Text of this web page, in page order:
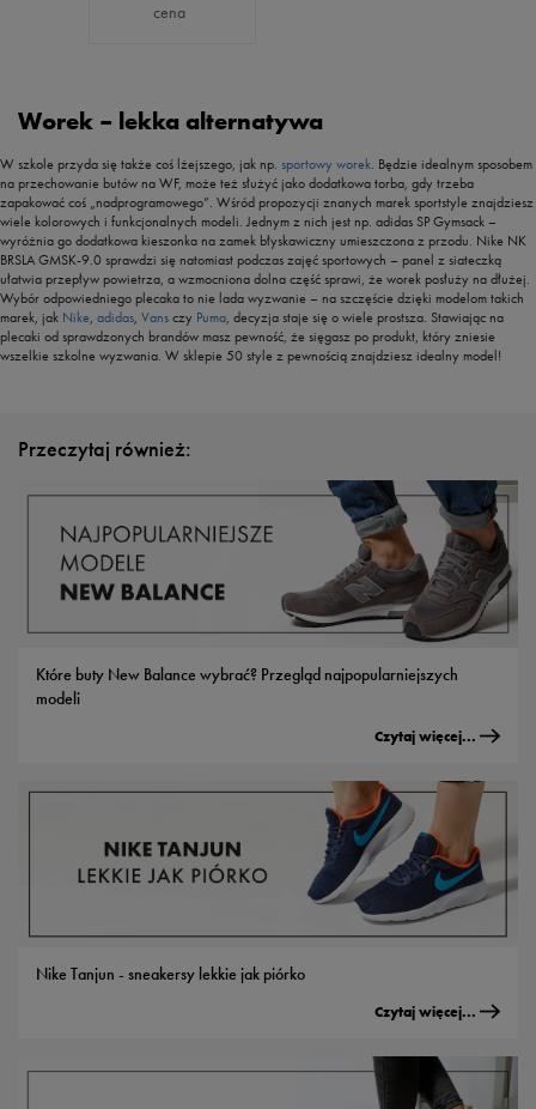
cena
Worek – lekka alternatywa
W szkole przyda się także coś lżejszego, jak np. sportowy worek. Będzie idealnym sposobem
na przechowanie butów na WF, może też służyć jako dodatkowa torba, gdy trzeba
zapakować coś „nadprogramowego”. Wśród propozycji znanych marek sportstyle znajdziesz
wiele kolorowych i funkcjonalnych modeli. Jednym z nich jest np. adidas SP Gymsack –
wyróżnia go dodatkowa kieszonka na zamek błyskawiczny umieszczona z przodu. Nike NK
BRSLA GMSK-9.0 sprawdzi się natomiast podczas zajęć sportowych – panel z siateczką
ułatwia przepływ powietrza, a wzmocniona dolna część sprawi, że worek posłuży na dłużej.
Wybór odpowiedniego plecaka to nie lada wyzwanie – na szczęście dzięki modelom takich
marek, jak Nike, adidas, Vansczy Puma, decyzja staje się o wiele prostsza. Stawiając na
plecaki od sprawdzonych brandów masz pewność, że sięgasz po produkt, który zniesie
wszelkie szkolne wyzwania. W sklepie 50 style z pewnością znajdziesz idealny model!
Przeczytaj również:
Które buty New Balance wybrać? Przegląd najpopularniejszych
modeli
Czytaj więcej...
Nike Tanjun - sneakersy lekkie jak piórko
Czytaj więcej...